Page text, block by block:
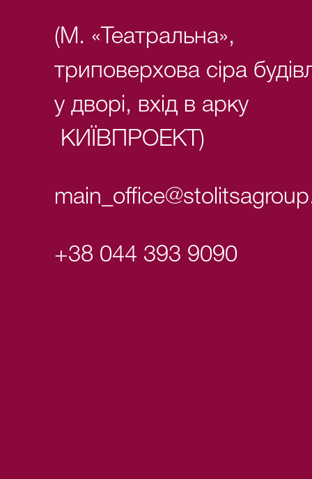
(М. «Театральна»,
триповерхова сіра
у дворі, вхід в арку
КИЇВПРОЕКТ)
+38 044 393 9090